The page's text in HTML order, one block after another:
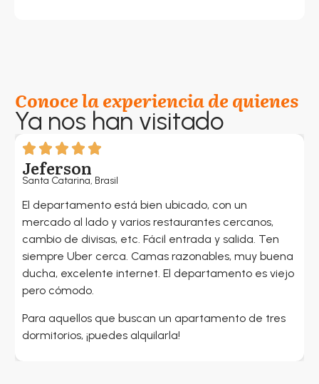
Conoce la experiencia de quienes
Ya nos han visitado
Jeferson
Santa Catarina, Brasil
El departamento está bien ubicado, con un
mercado al lado y varios restaurantes cercanos,
cambio de divisas, etc. Fácil entrada y salida. Ten
siempre Uber cerca. Camas razonables, muy buena
ducha, excelente internet. El departamento es viejo
pero cómodo.
Para aquellos que buscan un apartamento de tres
dormitorios, ¡puedes alquilarla!